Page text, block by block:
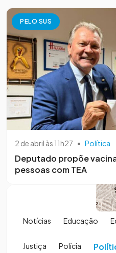
PELO SUS
2 de abril às 11h27 • Política
Deputado propõe
pessoas com TEA
Notícias Educação
Justiça Polícia